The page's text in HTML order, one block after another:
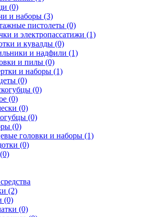
(0)
и наборы (3)
пистолеты (0)
и электропассатижи (1)
и кувалды (0)
и надфили (1)
и пилы (0)
и наборы (1)
(0)
(0)
(0)
(0)
(0)
(0)
головки и наборы (1)
(0)
(2)
(0)
(0)